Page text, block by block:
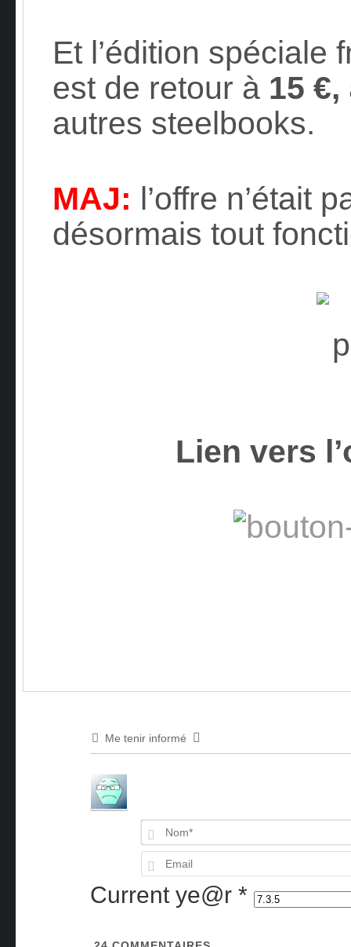
Et l’édition spéciale
est de retour à 15 €,
autres steelbooks.
MAJ: l’offre n’était
désormais tout
Lien vers
Me tenir informé
Current ye@r *